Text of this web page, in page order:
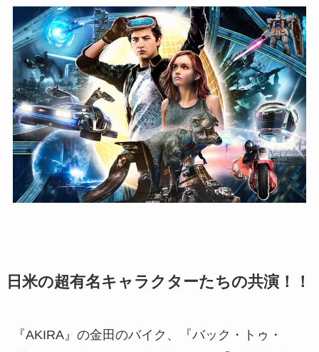
日米の超有名キャラクターたちの共演！！
『AKIRA』の金田のバイク、『バック・トゥ・